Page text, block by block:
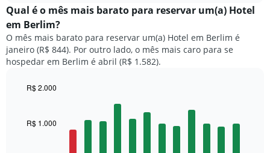
exibe
o
preço
médio
de
um
duplo
Qual é o mês mais barato para reservar um(a) Hotel
em Berlim?
O mês mais barato para reservar um(a) Hotel em Berlim é
janeiro (R$ 844). Por outro lado, o mês mais caro para se
hospedar em Berlim é abril (R$ 1.582).
with
12
R$ 1.000
R$ 2.000